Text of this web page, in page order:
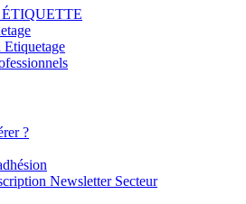
?
Newsletter Secteur